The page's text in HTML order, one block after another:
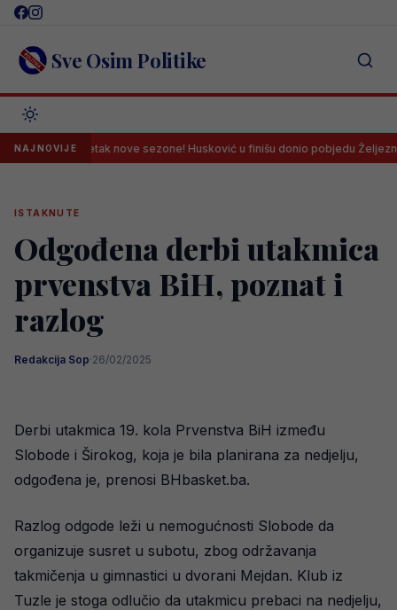
Skip
content Sve Osim Politike
NAJNOVIJE
početak nove sezone! Husković u finišu donio pobjedu Željezničaru na
ISTAKNUTE
Odgođena derbi utakmica
prvenstva BiH, poznat i
razlog
Redakcija Sop·26/02/2025
Derbi utakmica 19. kola Prvenstva BiH između
Slobode i Širokog, koja je bila planirana za nedjelju,
odgođena je, prenosi BHbasket.ba.
Razlog odgode leži u nemogućnosti Slobode da
organizuje susret u subotu, zbog održavanja
takmičenja u gimnastici u dvorani Mejdan. Klub iz
Tuzle je stoga odlučio da utakmicu prebaci na nedjelju,